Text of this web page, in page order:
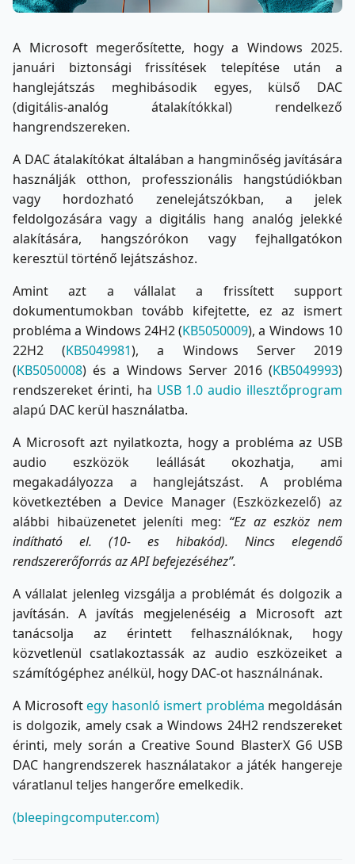
A Microsoft megerősítette, hogy a Windows 2025.
januári biztonsági frissítések telepítése után a
hanglejátszás meghibásodik egyes, külső DAC
(digitális-analóg átalakítókkal) rendelkező
hangrendszereken.
A DAC átalakítókat általában a hangminőség javítására
használják otthon, professzionális hangstúdiókban
vagy hordozható zenelejátszókban, a jelek
feldolgozására vagy a digitális hang analóg jelekké
alakítására, hangszórókon vagy fejhallgatókon
keresztül történő lejátszáshoz.
Amint azt a vállalat a frissített support
dokumentumokban tovább kifejtette, ez az ismert
probléma a Windows 24H2 (KB5050009), a Windows 10
22H2 (KB5049981), a Windows Server 2019
(KB5050008) és a Windows Server 2016 (KB5049993)
rendszereket érinti, ha USB 1.0 audio illesztőprogram
alapú DAC kerül használatba.
A Microsoft azt nyilatkozta, hogy a probléma az USB
audio eszközök leállását okozhatja, ami
megakadályozza a hanglejátszást. A probléma
következtében a Device Manager (Eszközkezelő) az
alábbi hibaüzenetet jeleníti meg: “Ez az eszköz nem
indítható el. (10- es hibakód). Nincs elegendő
rendszererőforrás az API befejezéséhez”.
A vállalat jelenleg vizsgálja a problémát és dolgozik a
javításán. A javítás megjelenéséig a Microsoft azt
tanácsolja az érintett felhasználóknak, hogy
közvetlenül csatlakoztassák az audio eszközeiket a
számítógéphez anélkül, hogy DAC-ot használnának.
A Microsoftegy hasonló ismert probléma megoldásán
is dolgozik, amely csak a Windows 24H2 rendszereket
érinti, mely során a Creative Sound BlasterX G6 USB
DAC hangrendszerek használatakor a játék hangereje
váratlanul teljes hangerőre emelkedik.
(bleepingcomputer.com)